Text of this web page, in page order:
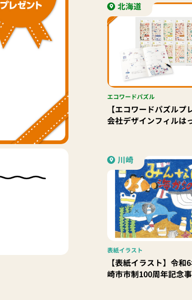
北海道
エコワードパズル
【エコワードパズルプ
会社デザインフィルは
川崎
表紙イラスト
【表紙イラスト】令
崎市市制100周年記念